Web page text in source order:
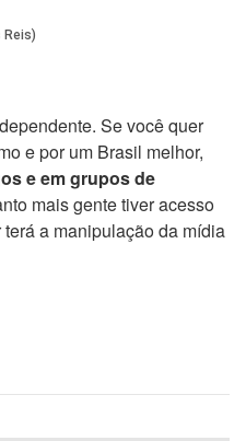
Se você quer
e por um Brasil melhor,
e em grupos de
mais gente tiver acesso
a manipulação da mídia